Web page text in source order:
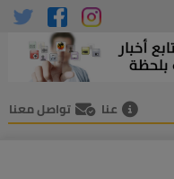
عنا تواصل معنا